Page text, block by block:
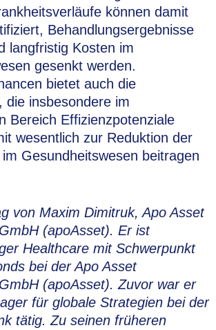
können damit
Behandlungsergebnisse
langfristig Kosten im
gesenkt werden.
bietet auch die
die insbesondere im
Bereich Effizienzpotenziale
wesentlich zur Reduktion der
Gesundheitswesen beitragen
von Maxim Dimitruk, Apo Asset
(apoAsset). Er ist
Healthcare mit Schwerpunkt
bei der Apo Asset
(apoAsset). Zuvor war er
für globale Strategien bei der
tätig. Zu seinen früheren